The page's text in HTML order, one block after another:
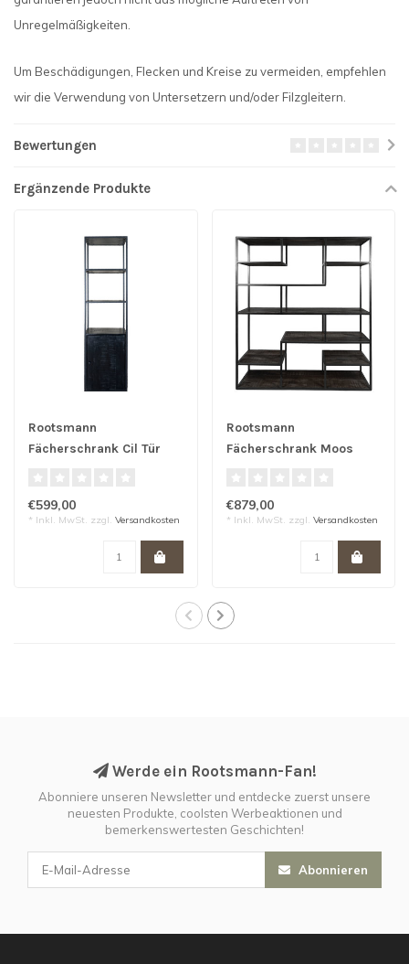
Unregelmäßigkeiten.
Um Beschädigungen, Flecken und Kreise zu vermeiden, empfehlen
wir die Verwendung von Untersetzern und/oder Filzgleitern.
Bewertungen
Ergänzende Produkte
Rootsmann
Fächerschrank Cil Tür
€599,00
* Inkl. MwSt. zzgl. Versandkosten
Rootsmann
Fächerschrank Moos
€879,00
* Inkl. MwSt. zzgl. Versandkosten
Werde ein Rootsmann-Fan!
Abonniere unseren Newsletter und entdecke zuerst unsere
neuesten Produkte, coolsten Werbeaktionen und
bemerkenswertesten Geschichten!
Abonnieren